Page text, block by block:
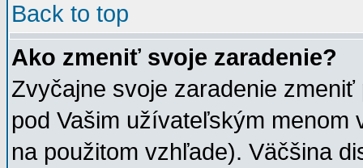
Back to top
Ako zmeniť svoje zaradenie?
Zvyčajne svoje zaradenie
pod Vašim užívateľským menom
na použitom vzhľade). Väčšina